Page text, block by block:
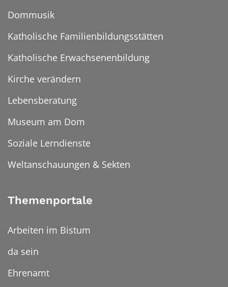
Dommusik
Katholische Familienbildungsstätten
Katholische Erwachsenenbildung
Kirche verändern
Lebensberatung
Museum am Dom
Soziale Lerndienste
Weltanschauungen & Sekten
Themenportale
Arbeiten im Bistum
da sein
Ehrenamt